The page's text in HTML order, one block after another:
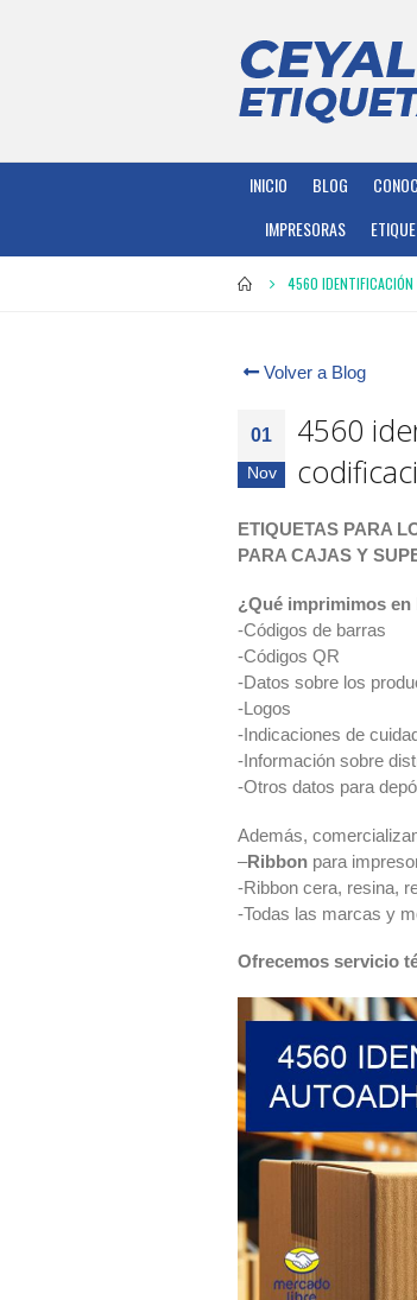
INICIO BLOG
IMPRESORAS
4560 IDENTIFICACIÓN
Volver a Blog
01
Nov
4560
ETIQUETAS PARA
PARA CAJAS Y
¿Qué imprimimos en
-Códigos de barras
-Códigos QR
-Datos sobre los
-Logos
-Indicaciones de
-Información sobre
-Otros datos para
Además,
–Ribbon para
-Ribbon cera, resina,
-Todas las marcas y
Ofrecemos servicio